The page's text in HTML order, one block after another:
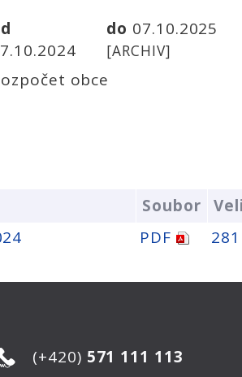
do 07.10.2025
[ARCHIV]
obce
Soubor
PDF
(+420) 571 111 113